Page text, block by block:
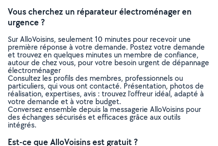
Vous cherchez un réparateur électroménager en
urgence ?
Sur AlloVoisins, seulement 10 minutes pour recevoir une
première réponse à votre demande. Postez votre demande
et trouvez en quelques minutes un membre de confiance,
autour de chez vous, pour votre besoin urgent de dépannage
électroménager
Consultez les profils des membres, professionnels ou
particuliers, qui vous ont contacté. Présentation, photos de
réalisation, expertises, avis : trouvez l'offreur idéal, adapté à
votre demande et à votre budget.
Conversez ensemble depuis la messagerie AlloVoisins pour
des échanges sécurisés et efficaces grâce aux outils
intégrés.
Est-ce que AlloVoisins est gratuit ?